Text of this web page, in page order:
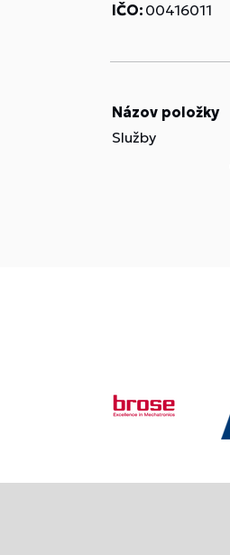
IČO: 00416011
Názov položky
Služby